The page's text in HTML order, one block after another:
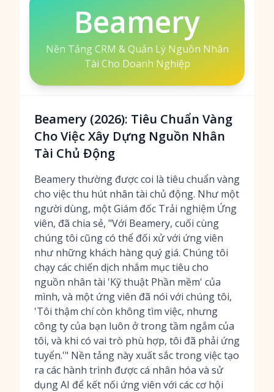
Beamery
Nền Tảng CRM & Quản Lý Nguồn Nhân
Tài Cho Doanh Nghiệp
Beamery (2026): Tiêu Chuẩn Vàng
Cho Việc Xây Dựng Nguồn Nhân
Tài Chủ Động
Beamery thường được coi là tiêu chuẩn vàng
cho việc thu hút nhân tài chủ động. Như một
người dùng, một Giám đốc Trải nghiệm Ứng
viên, đã chia sẻ, "Với Beamery, cuối cùng
chúng tôi cũng có thể đối xử với ứng viên
như những khách hàng quý giá. Chúng tôi
chạy các chiến dịch nhắm mục tiêu cho
nguồn nhân tài 'Kỹ thuật Phần mềm' của
mình, và một ứng viên đã nói với chúng tôi,
'Tôi thậm chí còn không tìm việc, nhưng
công ty của bạn luôn ở trong tầm ngắm của
tôi, và khi có vai trò phù hợp, tôi đã phải ứng
tuyển.'" Nền tảng này xuất sắc trong việc tạo
ra các hành trình được cá nhân hóa và sử
dụng AI để kết nối ứng viên với các cơ hội